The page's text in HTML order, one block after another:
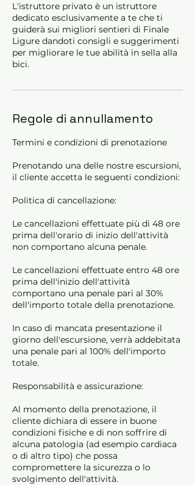
L'istruttore privato è un istruttore
dedicato esclusivamente a te che ti
guiderà sui migliori sentieri di Finale
Ligure dandoti consigli e suggerimenti
per migliorare le tue abilità in sella alla
bici.
Regole di annullamento
Termini e condizioni di prenotazione
Prenotando una delle nostre escursioni,
il cliente accetta le seguenti condizioni:
Politica di cancellazione:
Le cancellazioni effettuate più di 48 ore
prima dell'orario di inizio dell'attività
non comportano alcuna penale.
Le cancellazioni effettuate entro 48 ore
prima dell'inizio dell'attività
comportano una penale pari al 30%
dell'importo totale della prenotazione.
In caso di mancata presentazione il
giorno dell'escursione, verrà addebitata
una penale pari al 100% dell'importo
totale.
Responsabilità e assicurazione:
Al momento della prenotazione, il
cliente dichiara di essere in buone
condizioni fisiche e di non soffrire di
alcuna patologia (ad esempio cardiaca
o di altro tipo) che possa
compromettere la sicurezza o lo
svolgimento dell'attività.